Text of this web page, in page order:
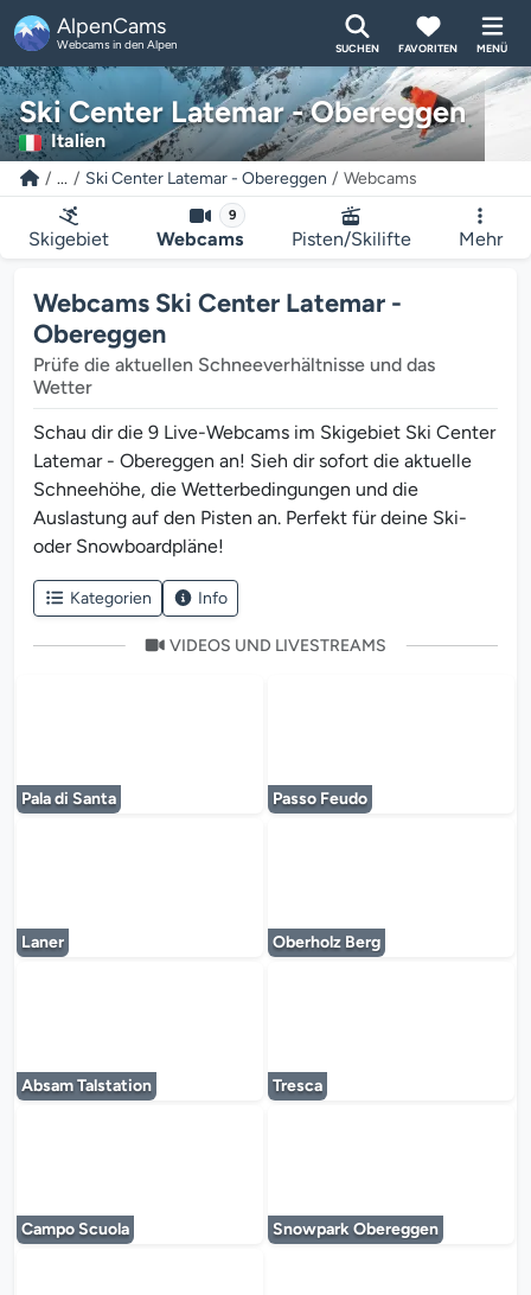
AlpenCams
Webcams in den Alpen SUCHEN FAVORITEN MENÜ
Ski Center Latemar - Obereggen
Italien
... Ski Center Latemar - Obereggen Webcams
Skigebiet
9
Webcams Pisten/Skilifte Mehr
Webcams Ski Center Latemar -
Obereggen
Prüfe die aktuellen Schneeverhältnisse und das
Wetter
Schau dir die 9 Live-Webcams im Skigebiet Ski Center
Latemar - Obereggen an! Sieh dir sofort die aktuelle
Schneehöhe, die Wetterbedingungen und die
Auslastung auf den Pisten an. Perfekt für deine Ski-
oder Snowboardpläne!
Kategorien Info
VIDEOS UND LIVESTREAMS
Pala di Santa Passo Feudo
Laner Oberholz Berg
Absam Talstation Tresca
Campo Scuola Snowpark Obereggen